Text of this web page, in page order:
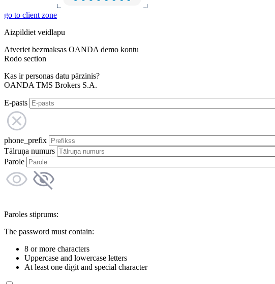
go to client zone
Aizpildiet veidlapu
Atveriet bezmaksas OANDA demo kontu
Rodo section
Kas ir personas datu pārzinis?
OANDA TMS Brokers S.A.
E-pasts
phone_prefix
Tālruņa numurs
Parole
Paroles stiprums:
The password must contain:
8 or more characters
Uppercase and lowercase letters
At least one digit and special character